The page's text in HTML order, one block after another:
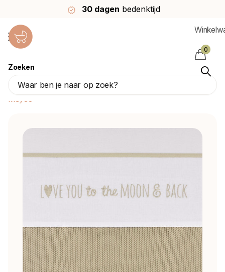
30 dagen bedenktijd
Zoeken
0
Meyco Ledikantlaken Love You To The Moon
& Back Sand 100X150cm
Meyco